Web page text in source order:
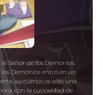
Señor de los Demonios.
Demonios entró en un
su cuerpo es sólo una
con la curiosidad de